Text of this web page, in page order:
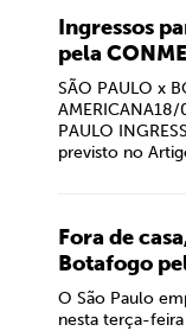
Ingressos
pela
SÃO PAULO x
PAULO
previsto no
Fora de
Botafogo
O São Paulo
nesta terça-